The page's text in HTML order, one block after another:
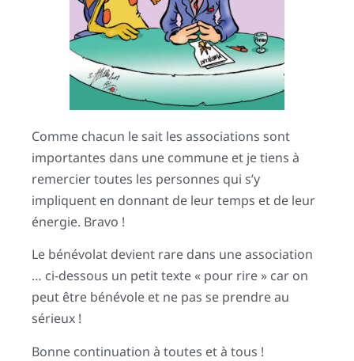
Comme chacun le sait les associations sont
importantes dans une commune et je tiens à
remercier toutes les personnes qui s’y
impliquent en donnant de leur temps et de leur
énergie. Bravo !
Le bénévolat devient rare dans une association
… ci-dessous un petit texte « pour rire » car on
peut être bénévole et ne pas se prendre au
sérieux !
Bonne continuation à toutes et à tous !